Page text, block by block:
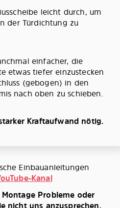
leicht durch, um
der Türdichtung zu
einfacher, die
etwas tiefer einzustecken
(gebogen) in den
nach oben zu schieben.
Kraftaufwand nötig.
Einbauanleitungen
Kanal
Probleme oder
nicht uns anzusprechen.